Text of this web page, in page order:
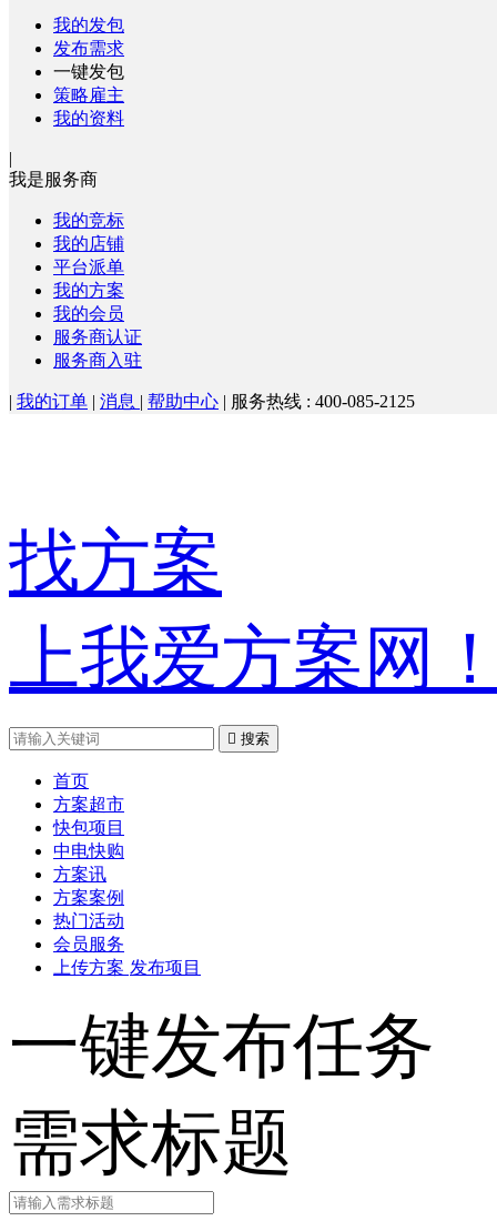
我的发包
发布需求
一键发包
策略雇主
我的资料
|
我是服务商
我的竞标
我的店铺
平台派单
我的方案
我的会员
服务商认证
服务商入驻
| 我的订单 | 消息 | 帮助中心 | 服务热线 : 400-085-2125
找方案
上我爱方案网
 搜索
首页
方案超市
快包项目
中电快购
方案讯
方案案例
热门活动
会员服务
上传方案 发布项目
一键发布任务
需求标题